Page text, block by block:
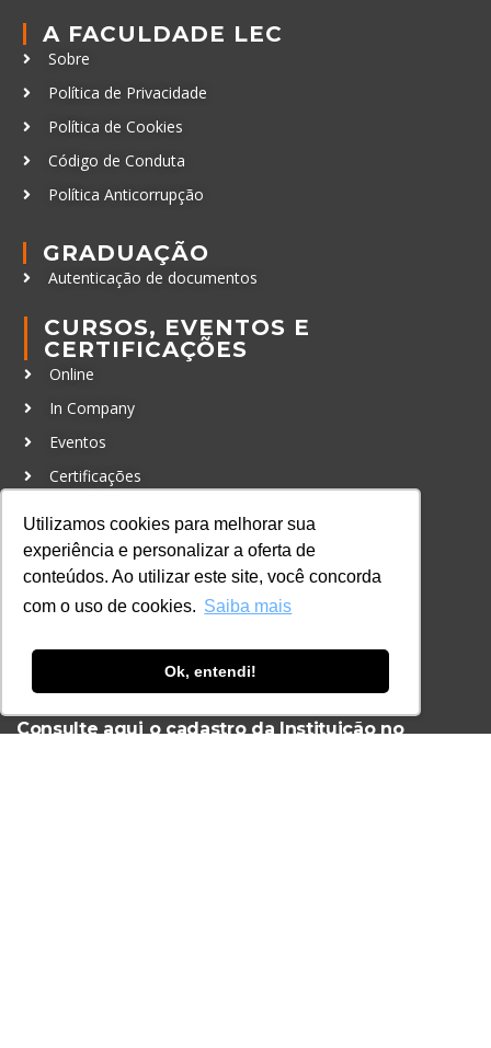
Utilizamos cookies para melhorar sua
experiência e personalizar a oferta de
conteúdos. Ao utilizar este site, você concorda
com o uso de cookies. Saiba mais
Ok, entendi!
A FACULDADE LEC
Sobre
Política de Privacidade
Política de Cookies
Código de Conduta
Política Anticorrupção
GRADUAÇÃO
Autenticação de documentos
CURSOS, EVENTOS E
CERTIFICAÇÕES
Online
In Company
Eventos
Certificações
CONTATO
+55 11 3259-2837
+55 11 98924-8322
contato@lec.com.br
Ferramenta Antifraude
Consulte aqui o cadastro da Instituição no